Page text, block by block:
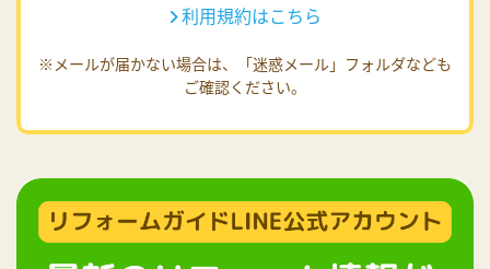
利用規約はこちら
※メールが届かない場合は、「迷惑メール」フォルダなども
ご確認ください。